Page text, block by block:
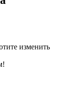
изменить